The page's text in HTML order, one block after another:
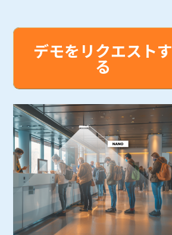
デモをリクエストす
る